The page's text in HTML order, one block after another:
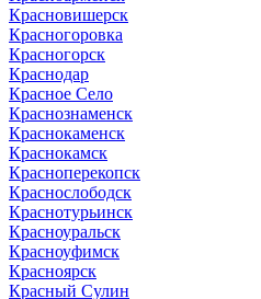
Красновишерск
Красногоровка
Красногорск
Краснодар
Красное Село
Краснознаменск
Краснокаменск
Краснокамск
Красноперекопск
Краснослободск
Краснотурьинск
Красноуральск
Красноуфимск
Красноярск
Красный Сулин